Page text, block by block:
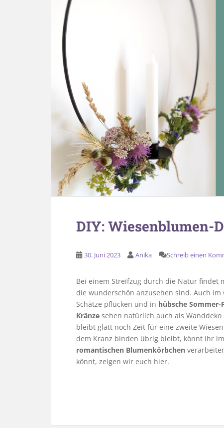
DIY: Wiesenblumen-
30. Juni 2023 Anika Schreib einen
Bei einem Streifzug durch die Natur findet
die wunderschön anzusehen sind. Auch
Schätze pflücken und in hübsche Sommer-
Kränze sehen natürlich auch als
bleibt glatt noch Zeit für eine zweite
dem Kranz binden übrig bleibt, könnt ihr
romantischen Blumenkörbchen
könnt, zeigen wir euch hier.